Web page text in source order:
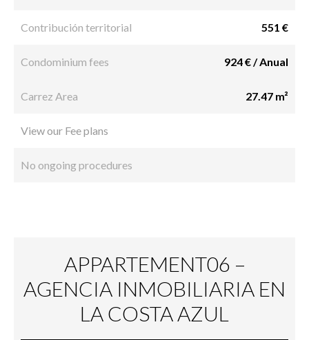
Contribución territorial 551 €
Condominium fees 924 € / Anual
Carrez Area 27.47 m²
View our Fee plans
No ongoing procedures
APPARTEMENT06 –
AGENCIA INMOBILIARIA EN
LA COSTA AZUL